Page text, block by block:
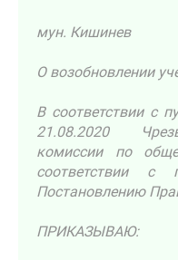
мун. Кишинев
О возобновлении
В соответствии с
21.08.2020
комиссии по
Постановлению
ПРИКАЗЫВАЮ: